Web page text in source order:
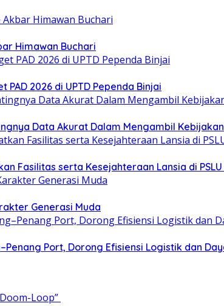
Himawan Buchari
2026 di UPTD Pependa Binjai
Data Akurat Dalam Mengambil
Fasilitas serta Kesejahteraan Lansia di PSLU
Generasi Muda
Port, Dorong Efisiensi Logistik dan